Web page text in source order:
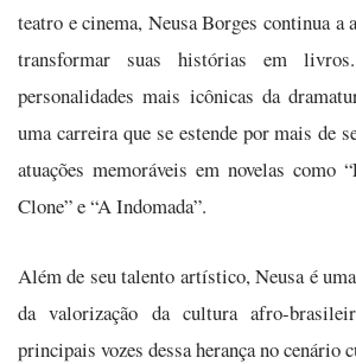
teatro e cinema, Neusa Borges continua a
transformar suas histórias em
personalidades mais icônicas da
uma carreira que se estende por mais de
atuações memoráveis em novelas como
Clone” e “A Indomada”.
Além de seu talento artístico, Neusa é
da valorização da cultura afro-
principais vozes dessa herança no cenário